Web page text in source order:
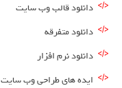
دانلود قالب وب سایت
دانلود متفرقه
دانلود نرم افزار
ایده های طراحی وب سایت